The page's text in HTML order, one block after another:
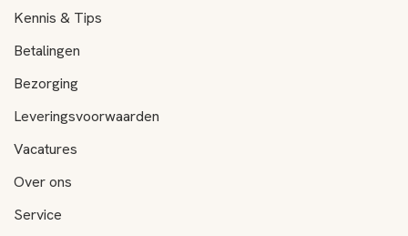
Kennis & Tips
Betalingen
Bezorging
Leveringsvoorwaarden
Vacatures
Over ons
Service